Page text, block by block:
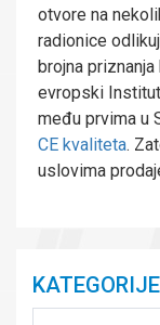
otvore na
radionice
brojna
evropski
među prvima u
CE kvaliteta.
uslovima
KATEGORIJE